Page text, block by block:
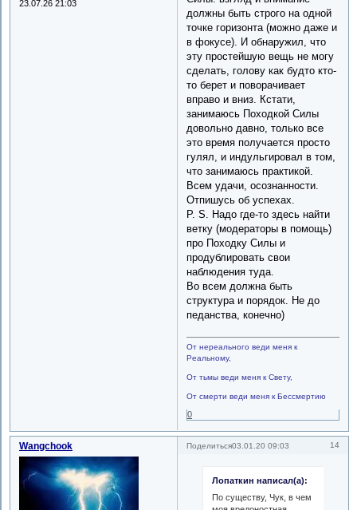
23.07.26 21:03
должны быть строго на одной
точке горизонта (можно даже и
в фокусе). И обнаружил, что
эту простейшую вещь не могу
сделать, голову как будто кто-
то берет и поворачивает
вправо и вниз. Кстати,
занимаюсь Походкой Силы
довольно давно, только все
это время получается просто
гулял, и индульгировал в том,
что занимаюсь практикой.
Всем удачи, осознанности.
Отпишусь об успехах.
P. S. Надо где-то здесь найти
ветку (модераторы в помощь)
про Походку Силы и
продублировать свои
наблюдения туда.
Во всем должна быть
структура и порядок. Не до
педанства, конечно)
От нереального веди меня к
Реальному,
От тьмы веди меня к Свету,
От смерти веди меня к Бессмертию
0
Поделиться 14
03.01.20 09:03
Wangchook
Лопаткин написал(а):
По существу, Чук, в чем